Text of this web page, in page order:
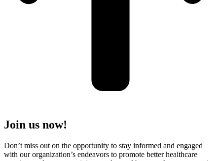
Join us now!
Don’t miss out on the opportunity to stay informed and engaged
with our organization’s endeavors to promote better healthcare